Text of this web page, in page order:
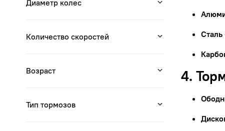
Сталь
4.
Диаметр колес
Количество скоростей
Возраст
Тип тормозов